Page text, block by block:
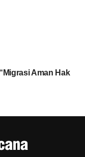
Aman Hak